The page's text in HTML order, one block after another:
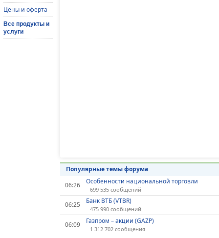
Цены и оферта
Все продукты и
услуги
Популярные темы форума
06:26
Особенности национальной торговли
699 535 сообщений
06:25 Банк ВТБ (VTBR)
475 990 сообщений
06:09 Газпром – акции (GAZP)
1 312 702 сообщения